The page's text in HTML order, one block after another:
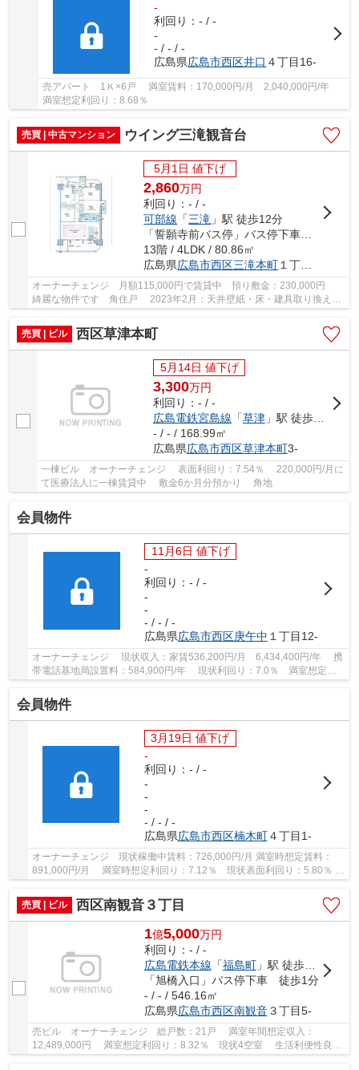
-
利回り：- / -
-
- / - / -
広島県広島市西区井口 ４丁目16-
売アパート 1Ｋ×6戸 満室賃料：170,000円/月 2,040,000円/年
満室想定利回り：8.68％
売買 | 中古マンション ウイング三滝観音台
5月1日 値下げ
2,860万円
利回り：- / -
可部線 「三滝 」駅 徒歩12分
13階 / 4LDK / 80.86㎡
広島県広島市西区三滝本町 １丁目27-2
オーナーチェンジ 月額115,000円で賃貸中 預り敷金：230,000円
綺麗な物件です 角住戸 2023年2月：天井壁紙・床・建具取り換え工
事完了 3面バルコニー バルコニーにスロップシ...
売買 | ビル
西区草津本町
5月14日 値下げ
3,300万円
利回り：- / -
広島電鉄宮島線 「草津」駅 徒歩1分
- / - / 168.99㎡
広島県広島市西区草津本町3-
一棟ビル オーナーチェンジ 表面利回り：7.54％ 220,000円/月に
て医療法人に一棟賃貸中 敷金6か月分預かり 角地
会員物件
11月6日 値下げ
-
利回り：- / -
-
-
- / - / -
広島県広島市西区庚午中 １丁目12-
オーナーチェンジ 現状収入：家賃536,200円/月 6,434,400円/年 携
帯電話基地局設置料：584,900円/年 現状利回り：7.0％ 満室想定利
回り：7.9％ 賃貸住居全戸角部屋 フジ庚...
会員物件
3月19日 値下げ
-
利回り：- / -
-
-
-
- / - / -
広島県広島市西区楠木町４丁目1-
オーナーチェンジ 現状稼働中賃料：726,000円/月 満室時想定賃料：
891,000円/月 満室時想定利回り：7.12％ 現状表面利回り：5.80％ 1
売買 | ビル
西区南観音３丁目
1億5,000万円
利回り：- / -
広島電鉄本線 「福島町」駅 徒歩15分
「旭橋入口」バス停下車 徒歩1分
- / - / 546.16㎡
広島県広島市西区南観音３丁目5-
売ビル オーナーチェンジ 総戸数：21戸 満室年間想定収入：
12,489,000円 満室想定利回り：8.32％ 現状4空室 生活利便性良好